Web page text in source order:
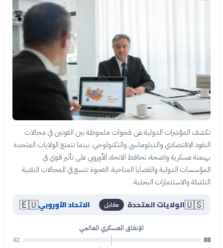
تكشف المؤشرات الدولية عن فجوات ملحوظة بين القوتين في مجالات
النفوذ الاقتصادي والدبلوماسي والتكنولوجي. بينما تتمتع الولايات المتحدة
بهيمنة عسكرية واضحة، تحافظ الاتحاد الأوروبي على تأثير قوي في
المؤسسات الدولية والقضايا المناخية. الفجوة تتسع في المجالات التقنية
الناشئة والاستثمارات البحثية.
🇺🇸الولايات المتحدة مقابل الاتحاد الأوروبي🇪🇺
الإنفاق العسكري العالمي
88
42